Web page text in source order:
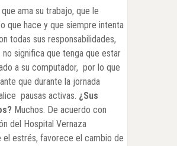
ama su trabajo, que le
que hace y que siempre intenta
todas sus responsabilidades,
significa que tenga que estar
a su computador, por lo que
que durante la jornada
pausas activas. ¿Sus
Muchos. De acuerdo con
del Hospital Vernaza
el estrés, favorece el cambio de